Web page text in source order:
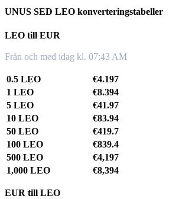
UNUS SED LEO konverteringstabeller
LEO till EUR
Från och med idag kl. 07:43 AM
0.5 LEO
€4.197
1 LEO
€8.394
5 LEO
€41.97
10 LEO
€83.94
50 LEO
€419.7
100 LEO
€839.4
500 LEO
€4,197
1,000 LEO
€8,394
EUR till LEO